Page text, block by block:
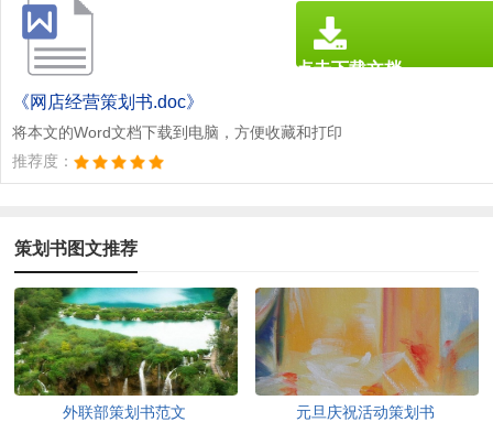
《网店经营策划书.doc》
将本文的Word文档下载到电脑，方便收藏和打印
推荐度：
点击下载文档
策划书图文推荐
外联部策划书范文 元旦庆祝活动策划书